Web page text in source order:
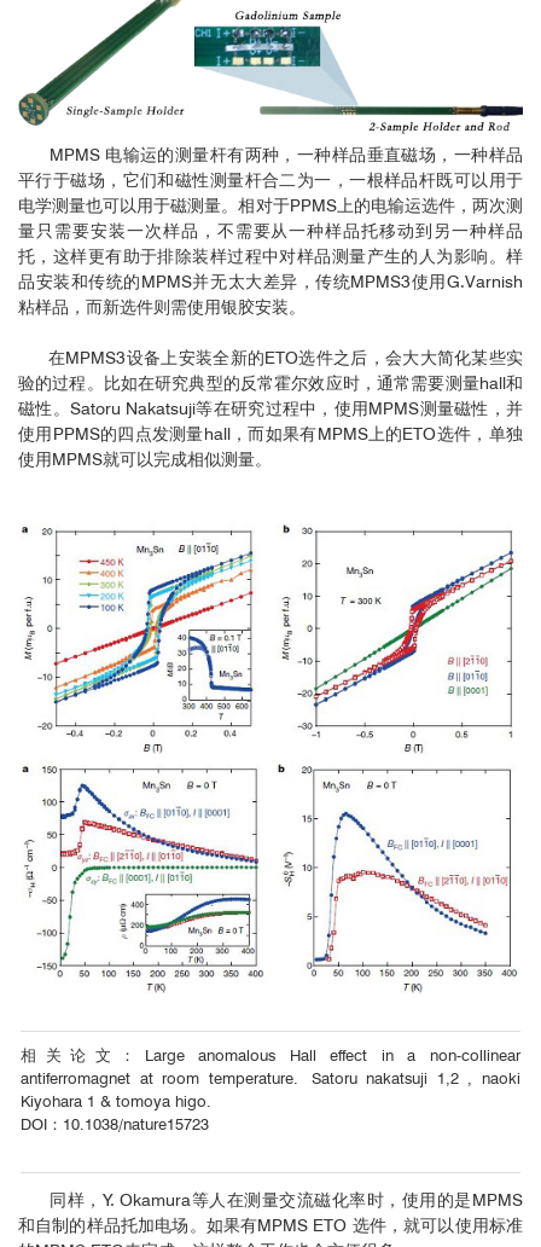
MPMS 电输运的测量杆有两种，一种样品垂直磁场，一种样品
平行于磁场，它们和磁性测量杆合二为一，一根样品杆既可以用于
电学测量也可以用于磁测量。相对于PPMS上的电输运选件，两次测
量只需要安装一次样品，不需要从一种样品托移动到另一种样品
托，这样更有助于排除装样过程中对样品测量产生的人为影响。样
品安装和传统的MPMS并无太大差异，传统MPMS3使用G.Varnish
粘样品，而新选件则需使用银胶安装。
在MPMS3设备上安装全新的ETO选件之后，会大大简化某些实
验的过程。比如在研究典型的反常霍尔效应时，通常需要测量hall和
磁性。Satoru Nakatsuji等在研究过程中，使用MPMS测量磁性，并
使用PPMS的四点发测量hall，而如果有MPMS上的ETO选件，单独
使用MPMS就可以完成相似测量。
相关论文：Large anomalous Hall effect in a non-collinear
antiferromagnet at room temperature. Satoru nakatsuji 1,2 , naoki
Kiyohara 1 & tomoya higo.
DOI：10.1038/nature15723
同样，Y. Okamura等人在测量交流磁化率时，使用的是MPMS
和自制的样品托加电场。如果有MPMS ETO 选件，就可以使用标准